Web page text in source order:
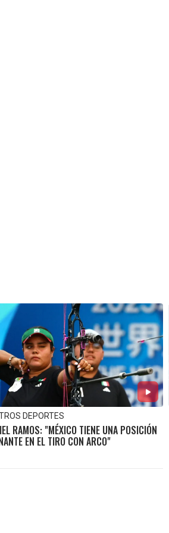
DEPORTES
RAMOS: "MÉXICO TIENE UNA POSICIÓN
EN EL TIRO CON ARCO"